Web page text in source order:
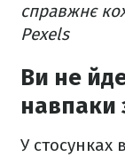
справжнє
Pexels
Ви не
навпаки
У стосунках